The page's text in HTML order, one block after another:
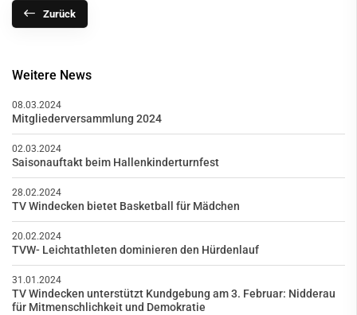
Zurück
Weitere News
08.03.2024
Mitgliederversammlung 2024
02.03.2024
Saisonauftakt beim Hallenkinderturnfest
28.02.2024
TV Windecken bietet Basketball für Mädchen
20.02.2024
TVW- Leichtathleten dominieren den Hürdenlauf
31.01.2024
TV Windecken unterstützt Kundgebung am 3. Februar: Nidderau
für Mitmenschlichkeit und Demokratie